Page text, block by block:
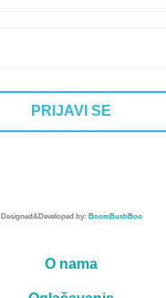
Designed&Developed by: BoomBushBoo
O nama